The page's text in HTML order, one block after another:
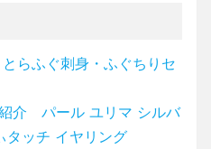
らふぐ刺身・ふぐちりセ
介 パール ユリマ シルバ
タッチ イヤリング